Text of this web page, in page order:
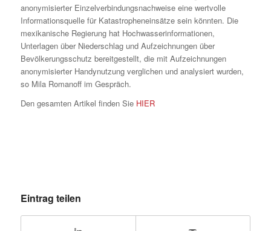
anonymisierter Einzelverbindungsnachweise eine wertvolle
Informationsquelle für Katastropheneinsätze sein könnten. Die
mexikanische Regierung hat Hochwasserinformationen,
Unterlagen über Niederschlag und Aufzeichnungen über
Bevölkerungsschutz bereitgestellt, die mit Aufzeichnungen
anonymisierter Handynutzung verglichen und analysiert wurden,
so Mila Romanoff im Gespräch.
Den gesamten Artikel finden Sie HIER
Eintrag teilen